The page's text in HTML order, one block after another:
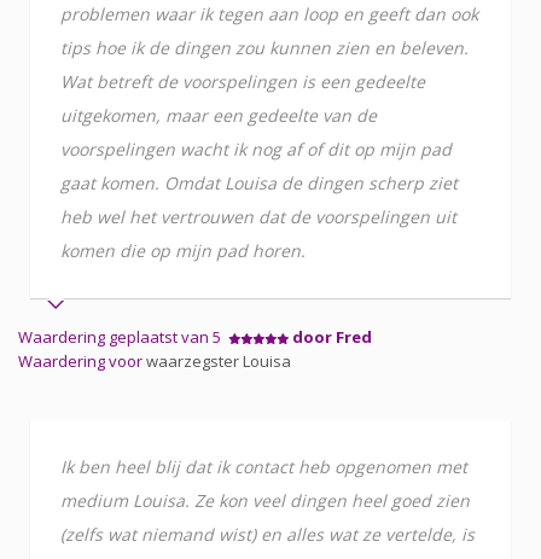
problemen waar ik tegen aan loop en geeft dan ook
tips hoe ik de dingen zou kunnen zien en beleven.
Wat betreft de voorspelingen is een gedeelte
uitgekomen, maar een gedeelte van de
voorspelingen wacht ik nog af of dit op mijn pad
gaat komen. Omdat Louisa de dingen scherp ziet
heb wel het vertrouwen dat de voorspelingen uit
komen die op mijn pad horen.
Waardering geplaatst van 5
door Fred
Waardering voorwaarzegster Louisa
Ik ben heel blij dat ik contact heb opgenomen met
medium Louisa. Ze kon veel dingen heel goed zien
(zelfs wat niemand wist) en alles wat ze vertelde, is